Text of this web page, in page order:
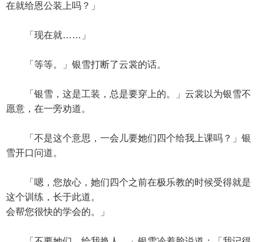
在就给恩公装上吗？」
「现在就……」
「等等。」银雪打断了云裳的话。
「银雪，这是工装，总是要穿上的。」云裳以为银雪不
愿意，在一旁劝道。
「不是这个意思，一会儿要她们四个给我上课吗？」银
雪开口问道。
「嗯，您放心，她们四个之前在极乐教的时候受得就是
这个训练，长于此道。
会帮您很快的学会的。」